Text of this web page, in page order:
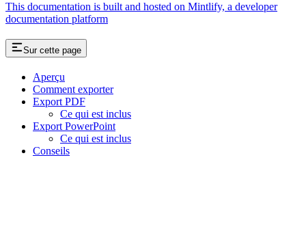
This documentation is built and hosted on Mintlify, a developer
documentation platform
Sur cette page
Aperçu
Comment exporter
Export PDF
Ce qui est inclus
Export PowerPoint
Ce qui est inclus
Conseils